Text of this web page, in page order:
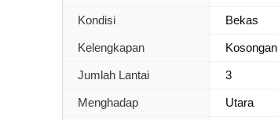
Kondisi Bekas
Kelengkapan Kosongan
Jumlah Lantai 3
Menghadap Utara